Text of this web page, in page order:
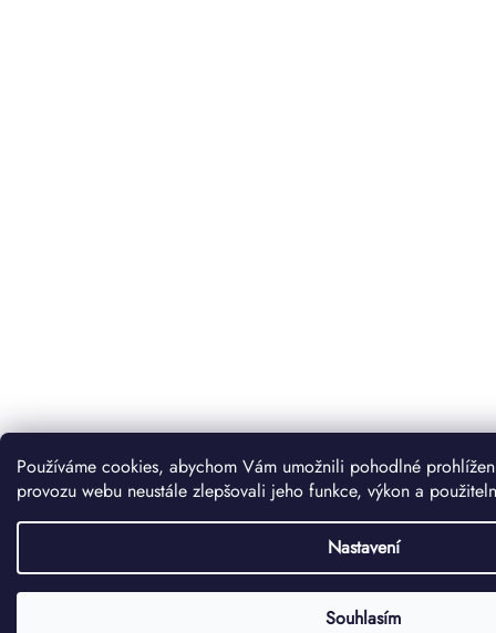
Používáme cookies, abychom Vám umožnili pohodlné
provozu webu neustále zlepšovali jeho funkce, výkon a
Nastavení
Souhlasím